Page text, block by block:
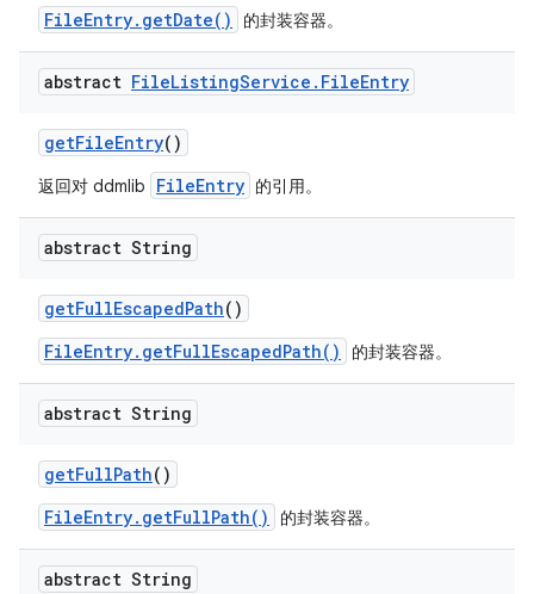
FileEntry.getDate()
的封装容器。
abstract FileListingService . FileEntry
getFileEntry()
返回对 ddmlib FileEntry 的引用。
abstract String
getFullEscapedPath()
FileEntry.getFullEscapedPath()
的封装容器。
abstract String
getFullPath()
FileEntry.getFullPath()
的封装容器。
abstract String